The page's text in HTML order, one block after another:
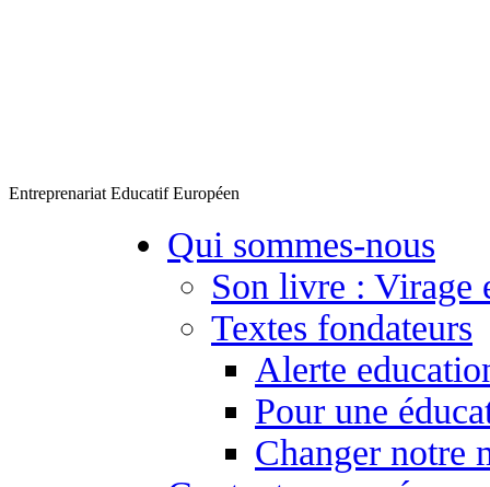
Entreprenariat Educatif Européen
Qui sommes-nous
Son livre : Virage
Textes fondateurs
Alerte
Pour une
Changer notre